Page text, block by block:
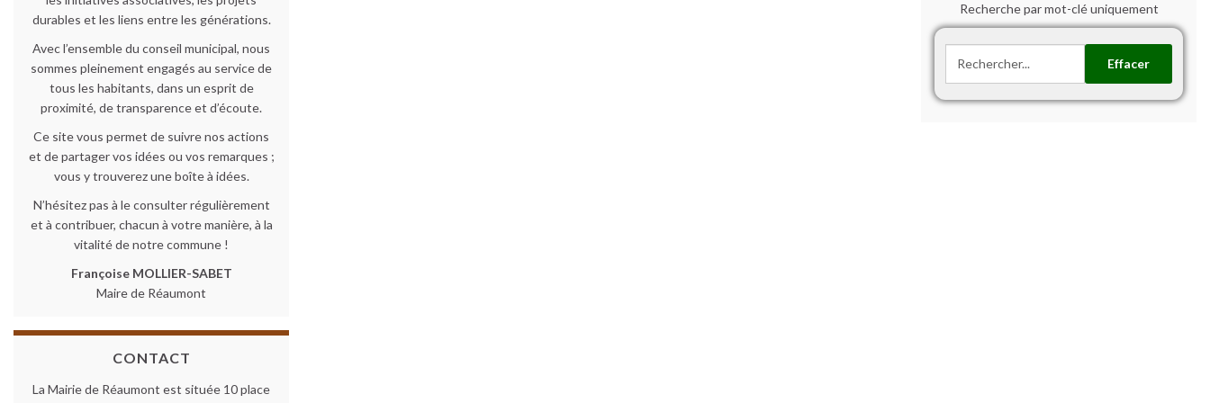
durables et les liens entre les générations.
Avec l’ensemble du conseil municipal, nous
sommes pleinement engagés au service de
tous les habitants, dans un esprit de
proximité, de transparence et d’écoute.
Ce site vous permet de suivre nos actions
et de partager vos idées ou vos remarques ;
vous y trouverez une boîte à idées.
N’hésitez pas à le consulter régulièrement
et à contribuer, chacun à votre manière, à la
vitalité de notre commune !
Françoise MOLLIER-SABET
Maire de Réaumont
CONTACT
La Mairie de Réaumont est située 10 place
Recherche par mot-clé uniquement
Effacer